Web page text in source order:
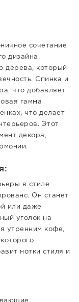
сочетание
дизайна.
дерева, который
Спинка и
что добавляет
гамма
что делает
Этот
декора,
в стиле
Он станет
или даже
уголок на
утренним кофе,
нотки стиля и